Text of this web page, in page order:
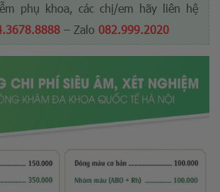
phụ khoa, các chị/em hãy liên hệ
– Zalo 082.999.2020